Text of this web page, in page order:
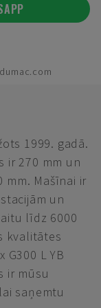
1999. gadā.
ir 270 mm un
mm. Mašīnai ir
un
līdz 6000
kvalitātes
L YB
ir mūsu
saņemtu